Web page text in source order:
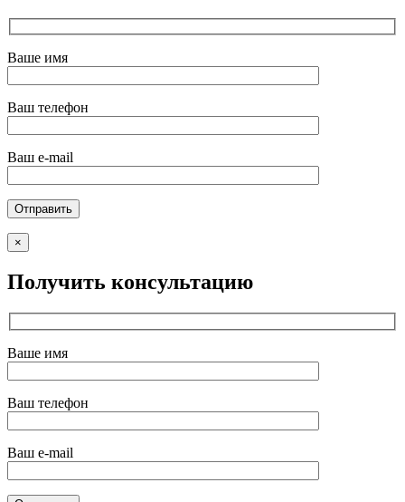
Ваше имя
Ваш телефон
Ваш e-mail
×
Получить консультацию
Ваше имя
Ваш телефон
Ваш e-mail